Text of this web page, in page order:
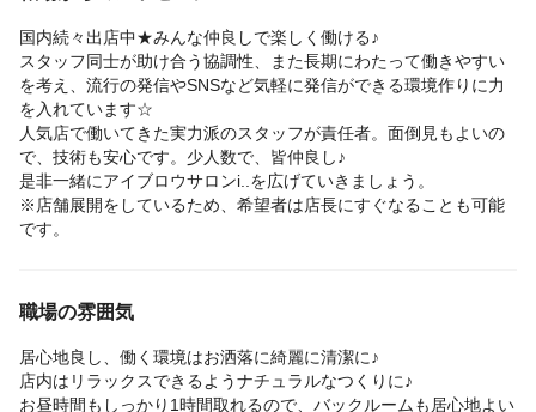
国内続々出店中★みんな仲良しで楽しく働ける♪
スタッフ同士が助け合う協調性、また長期にわたって働きやすい
を考え、流行の発信やSNSなど気軽に発信ができる環境作りに力
を入れています☆
人気店で働いてきた実力派のスタッフが責任者。面倒見もよいの
で、技術も安心です。少人数で、皆仲良し♪
是非一緒にアイブロウサロンi..を広げていきましょう。
※店舗展開をしているため、希望者は店長にすぐなることも可能
です。
職場の雰囲気
居心地良し、働く環境はお洒落に綺麗に清潔に♪
店内はリラックスできるようナチュラルなつくりに♪
お昼時間もしっかり1時間取れるので、バックルームも居心地よい